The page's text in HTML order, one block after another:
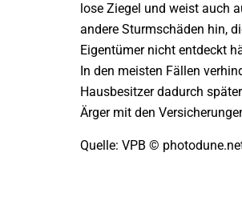
lose Ziegel und weist auch
andere Sturmschäden hin,
Eigentümer nicht entdeckt
In den meisten Fällen
Hausbesitzer dadurch
Ärger mit den
Quelle: VPB ©